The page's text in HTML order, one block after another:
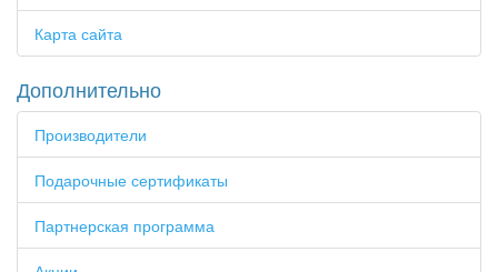
Карта сайта
Дополнительно
Производители
Подарочные сертификаты
Партнерская программа